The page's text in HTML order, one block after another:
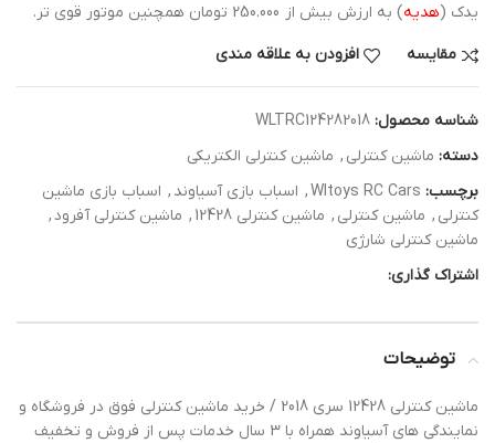
یدک (هدیه) به ارزش بیش از 250.000 تومان همچنین موتور قوی تر.
مقایسه افزودن به علاقه مندی
شناسه محصول: WLTRC124282018
دسته: ماشین کنترلی , ماشین کنترلی الکتریکی
برچسب: Wltoys RC Cars
, اسباب بازی آسیاوند , اسباب بازی ماشین
کنترلی , ماشین کنترلی , ماشین کنترلی 12428 , ماشین کنترلی آفرود,
ماشین کنترلی شارژی
اشتراک گذاری:
توضیحات
ماشین کنترلی 12428 سری 2018 / خرید ماشین کنترلی فوق در فروشگاه و
نمایندگی های آسیاوند همراه با 3 سال خدمات پس از فروش و تخفیف